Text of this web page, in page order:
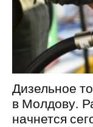
Дизельное
в Молдову.
начнется